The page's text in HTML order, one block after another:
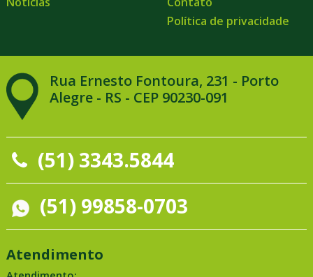
Política de privacidade
Rua Ernesto Fontoura, 231 - Porto
Alegre - RS - CEP 90230-091
(51) 3343.5844
(51) 99858-0703
Atendimento